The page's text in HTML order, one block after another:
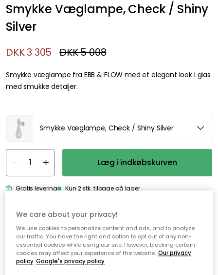
Smykke Væglampe, Check / Shiny
Silver
DKK 3 305 DKK 5 008
Smykke væglampe fra EBB & FLOW med et elegant look i glas
med smukke detaljer.
Smykke Væglampe, Check / Shiny Silver
Læg i indkøbskurven
Gratis levering Kun 2 stk. tilbage på lager
Genomtänkta tillval
EDGEFORM
Edgeform Classic Lyskilde E14 3,3W 360lm 2700K Dæmpbar, Hvid
DKK 85
We care about your privacy!
We use cookies to personalize content and ads, and to analyze
our traffic. You have the right and option to opt out of any non-
essential cookies while using our site. However, blocking certain
cookies may affect your experience of the website. Our privacy
policy Google's privacy policy